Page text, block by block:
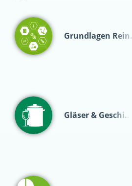
Grundlagen Rein…
Gläser & Geschi…